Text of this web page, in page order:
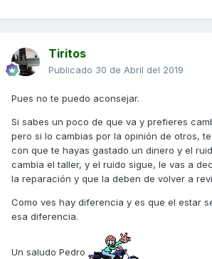
Tiritos
Publicado 30 de Abril del 2019
Pues no te puedo aconsejar.
Si sabes un poco de que va y prefieres
pero si lo cambias por la opinión de otros,
con que te hayas gastado un dinero y el
cambia el taller, y el ruido sigue, le vas a
la reparación y que la deben de volver a
Como ves hay diferencia y es que el estar
esa diferencia.
Un saludo Pedro